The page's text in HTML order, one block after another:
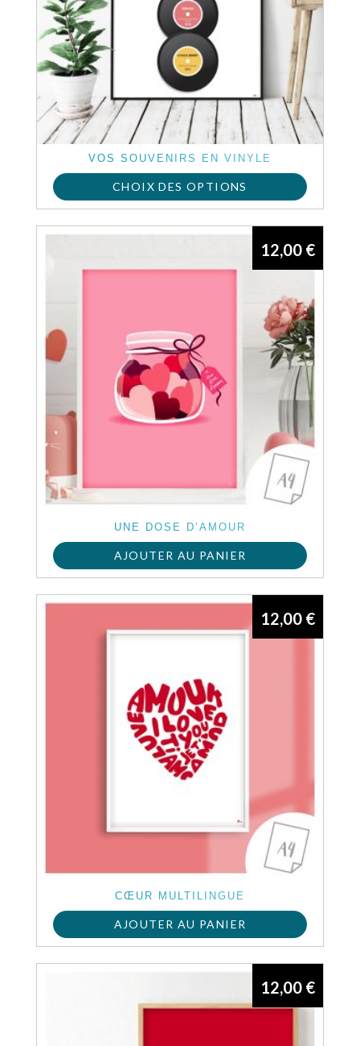
VOS SOUVENIRS EN VINYLE
CHOIX DES OPTIONS
UNE DOSE D’AMOUR
12,00 €
AJOUTER AU PANIER
CŒUR MULTILINGUE
12,00 €
AJOUTER AU PANIER
12,00 €